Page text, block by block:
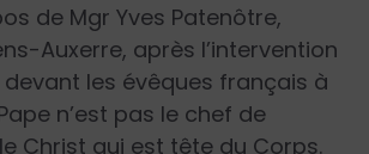
de Mgr Yves Patenôtre,
Auxerre, après l’intervention
devant les évêques français à
n’est pas le chef de
le Christ qui est tête du Corps.